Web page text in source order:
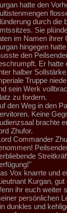
hatte den
durch die
Sie
im Namen ihrer
hingegen
den
Er hatte
halber
Truppe
sein Werk
zu fordern.
den Weg in den
Keine
brachte
Zhufor.
Commander
Vox knarrte und
Kurgan,
ihr euch weiter
persönlichen
dunkles und